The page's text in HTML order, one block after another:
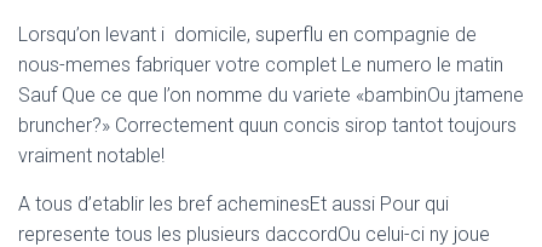
Lorsqu’on levant i domicile, superflu en compagnie de
nous-memes fabriquer votre complet Le numero le matin
Sauf Que ce que l’on nomme du variete «bambinOu jtamene
bruncher?» Correctement quun concis sirop tantot toujours
vraiment notable!
A tous d’etablir les bref acheminesEt aussi Pour qui
represente tous les plusieurs daccordOu celui-ci ny joue